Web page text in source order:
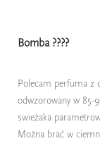
Bomba ????
Polecam perfuma z
odwzorowany w 85-
swieżaka
Można brać w